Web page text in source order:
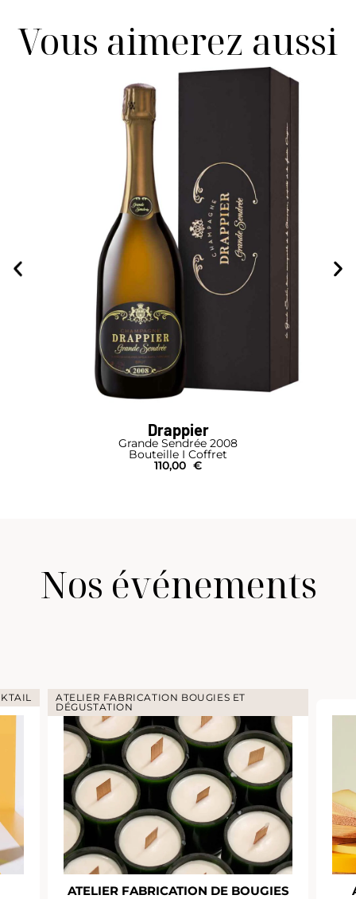
Vous aimerez aussi
Drappier
Grande Sendrée 2008
Bouteille I Coffret
110,00 €
Nos événements
ATELIER FABRICATION BOUGIES ET
DÉGUSTATION
ATELIER FABRICATION DE BOUGIES